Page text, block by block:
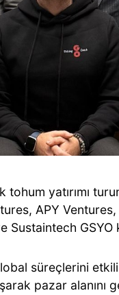
tohum yatırımı
APY
Sustaintech GSYO
süreçlerini
pazar alanını